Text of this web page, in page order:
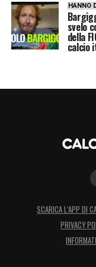
HANNO
svelo
della
calcio
SCARICA L’APP DI
PRIVACY